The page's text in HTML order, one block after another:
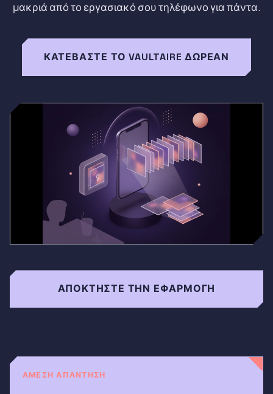
μακριά από το εργασιακό σου τηλέφωνο για πάντα.
ΚΑΤΕΒΆΣΤΕ ΤΟ VAULTAIRE ΔΩΡΕΆΝ
ΑΠΟΚΤΉΣΤΕ ΤΗΝ ΕΦΑΡΜΟΓΉ
ΆΜΕΣΗ ΑΠΆΝΤΗΣΗ